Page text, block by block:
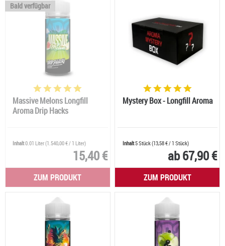
Bald verfügbar
Massive Melons Longfill
Aroma Drip Hacks
Inhalt0.01 Liter(1.540,00 €/ 1 Liter)
15,40 €
ZUM PRODUKT
Mystery Box - Longfill Aroma
Inhalt5 Stück(13,58 €/ 1 Stück)
ab 67,90 €
ZUM PRODUKT